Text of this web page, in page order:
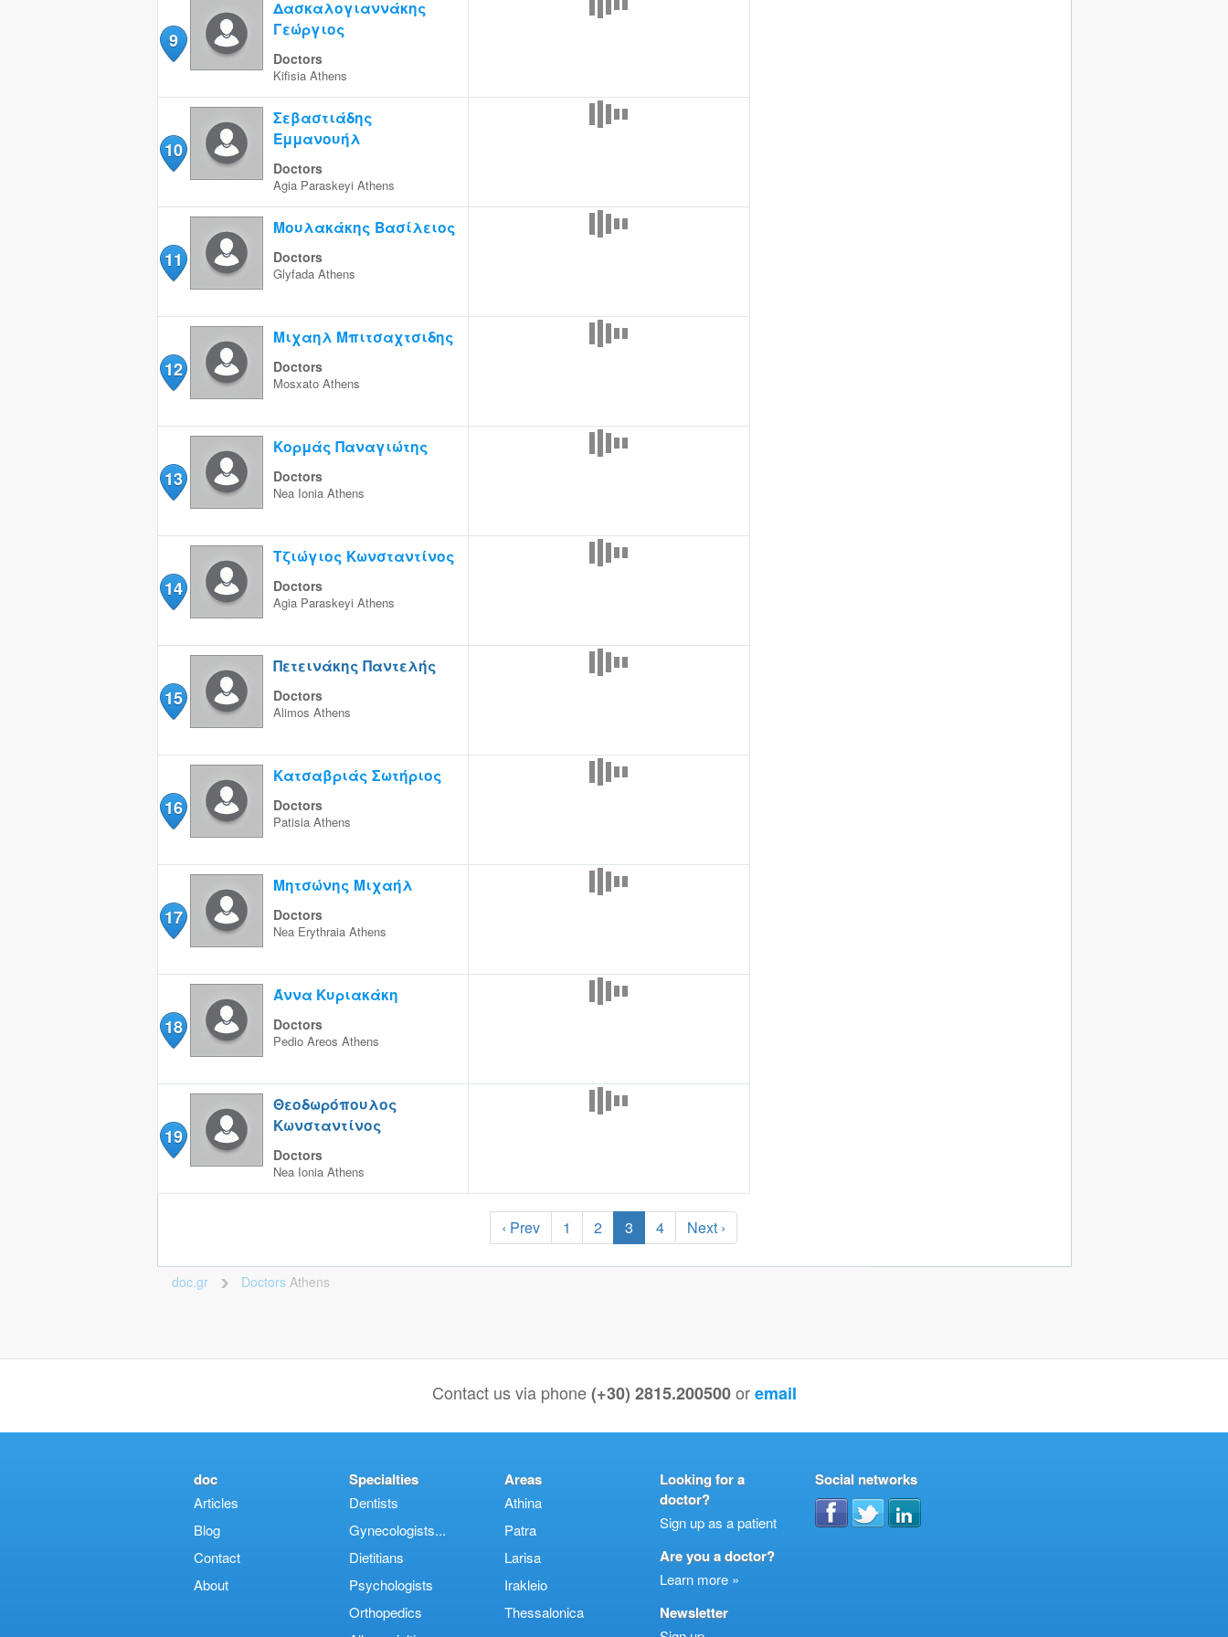
9
Δασκαλογιαννάκης
Γεώργιος
Doctors
Kifisia Athens
10
Σεβαστιάδης
Εμμανουήλ
Doctors
Agia Paraskeyi Athens
11
Μουλακάκης Βασίλειος
Doctors
Glyfada Athens
12
Μιχαηλ Μπιτσαχτσιδης
Doctors
Mosxato Athens
13
Κορμάς Παναγιώτης
Doctors
Nea Ionia Athens
14
Τζιώγιος Κωνσταντίνος
Doctors
Agia Paraskeyi Athens
15
Πετεινάκης Παντελής
Doctors
Alimos Athens
16
Κατσαβριάς Σωτήριος
Doctors
Patisia Athens
17
Μητσώνης Μιχαήλ
Doctors
Nea Erythraia Athens
18
Άννα Κυριακάκη
Doctors
Pedio Areos Athens
19
Θεοδωρόπουλος
Κωνσταντίνος
Doctors
Nea Ionia Athens
‹ Prev 1 2 3 4 Next ›
doc.gr >
Doctors Athens
Contact us via phone(+30) 2815.200500 oremail
doc
Articles
Blog
Contact
About
Specialties
Dentists
Gynecologists...
Dietitians
Psychologists
Orthopedics
Areas
Athina
Patra
Larisa
Irakleio
Thessalonica
Looking for a
doctor?
Sign up as a patient
Are you a doctor?
Learn more »
Newsletter
Social networks